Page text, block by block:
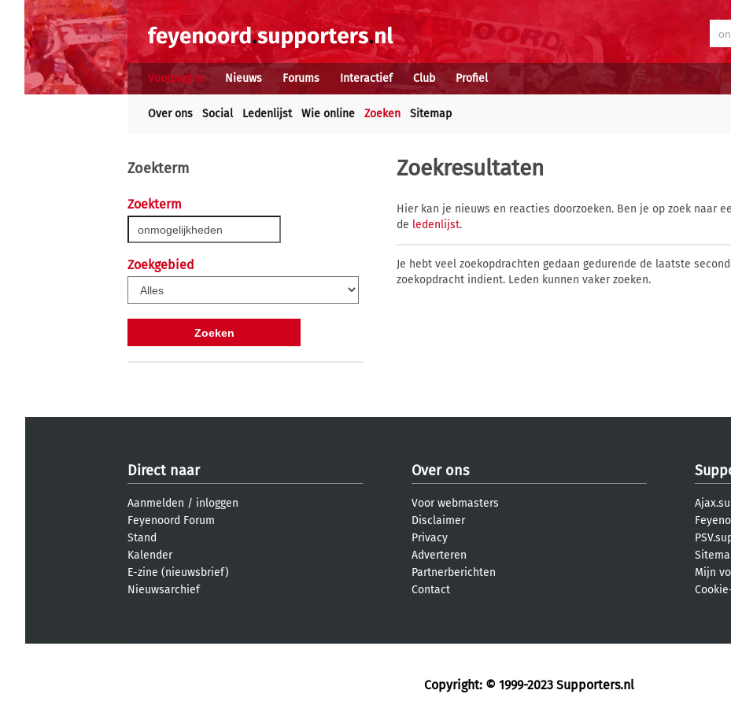
Voorpagina Nieuws Forums Interactief Club Profiel
Over ons Social Ledenlijst Wie online Zoeken Sitemap
Zoekterm
Zoekterm
Zoekgebied
Zoekresultaten
Hier kan je nieuws en reacties doorzoeken. Ben je op zoek naar
de ledenlijst.
Je hebt veel zoekopdrachten gedaan gedurende de laatste
zoekopdracht indient. Leden kunnen vaker zoeken.
Direct naar
Aanmelden / inloggen
Feyenoord Forum
Stand
Kalender
E-zine (nieuwsbrief)
Nieuwsarchief
Over ons
Voor webmasters
Disclaimer
Privacy
Adverteren
Partnerberichten
Contact
Mijn
Copyright: © 1999-2023 Supporters.nl